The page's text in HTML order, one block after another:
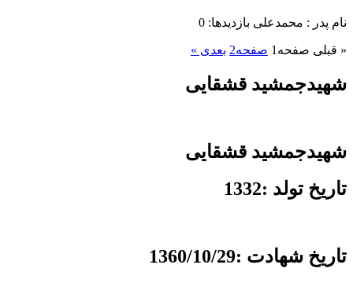
نام پدر : محمدعلی بازدیدها: 0
« قبلی صفحه 1 صفحه2 بعدی »
شهیدجمشید قشقایی
شهیدجمشید قشقایی
تاریخ تولد :1332
تاریخ شهادت :1360/10/29